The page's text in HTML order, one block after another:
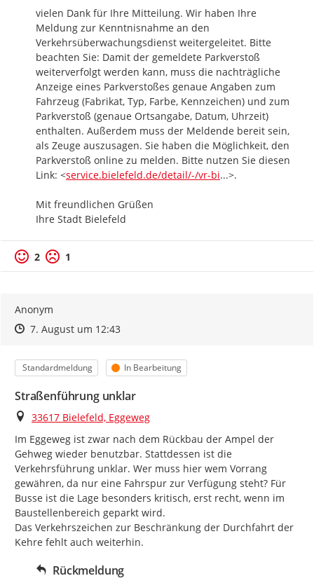
vielen Dank für Ihre Mitteilung. Wir haben Ihre
Meldung zur Kenntnisnahme an den
Verkehrsüberwachungsdienst weitergeleitet. Bitte
beachten Sie: Damit der gemeldete Parkverstoß
weiterverfolgt werden kann, muss die nachträgliche
Anzeige eines Parkverstoßes genaue Angaben zum
Fahrzeug (Fabrikat, Typ, Farbe, Kennzeichen) und zum
Parkverstoß (genaue Ortsangabe, Datum, Uhrzeit)
enthalten. Außerdem muss der Meldende bereit sein,
als Zeuge auszusagen. Sie haben die Möglichkeit, den
Parkverstoß online zu melden. Bitte nutzen Sie diesen
Link: <https://
service.bielefeld.de/detail/-/vr-bis-detail/
...>.
Mit freundlichen Grüßen
Ihre Stadt Bielefeld
2 1
Anonym
Zeitpunkt des Erstellens
Zeitpunkt des Erstellens
7. August um 12:43Zur Äußerung
Kategorie
Standardmeldung Status
In Bearbeitung
Straßenführung unklar
Ort
33617 Bielefeld, Eggeweg
Im Eggeweg ist zwar nach dem Rückbau der Ampel der
Gehweg wieder benutzbar. Stattdessen ist die
Verkehrsführung unklar. Wer muss hier wem Vorrang
gewähren, da nur eine Fahrspur zur Verfügung steht? Für
Busse ist die Lage besonders kritisch, erst recht, wenn im
Baustellenbereich geparkt wird.
Das Verkehrszeichen zur Beschränkung der Durchfahrt der
Kehre fehlt auch weiterhin.
Rückmeldung